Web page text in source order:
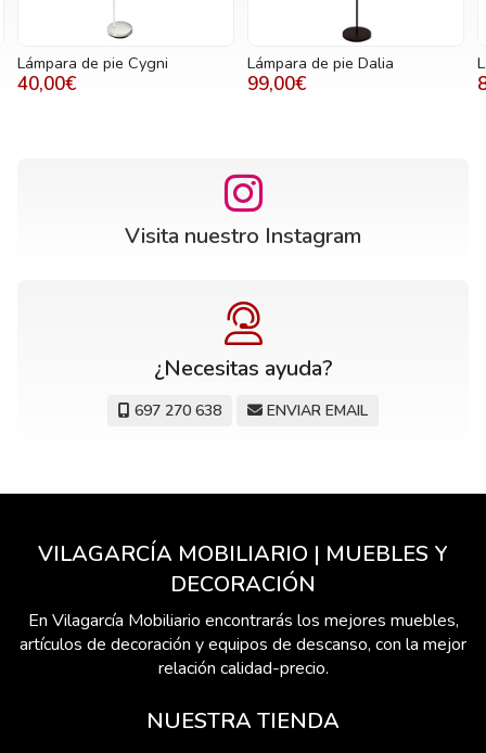
Lámpara de pie Cygni
40,00€
Lámpara de pie Dalia
99,00€
Visita nuestro Instagram
¿Necesitas ayuda?
697 270 638 ENVIAR EMAIL
VILAGARCÍA MOBILIARIO | MUEBLES Y
DECORACIÓN
En Vilagarcía Mobiliario encontrarás los mejores muebles,
artículos de decoración y equipos de descanso, con la mejor
relación calidad-precio.
NUESTRA TIENDA